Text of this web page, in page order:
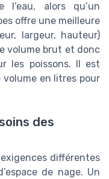
alors qu’un
offre une meilleure
largeur, hauteur)
volume brut et donc
les poissons. Il est
en litres pour
des
différentes
de nage. Un